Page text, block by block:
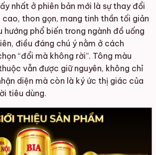
nhất ở phiên bản mới là sự thay đổi
thon gọn, mang tinh thần tối giản
hướng phổ biến trong ngành đồ uống
điều đáng chú ý nằm ở cách
“đổi mà không rời”. Tông màu
vẫn được giữ nguyên, không chỉ
diện mà còn là ký ức thị giác của
tiêu dùng.